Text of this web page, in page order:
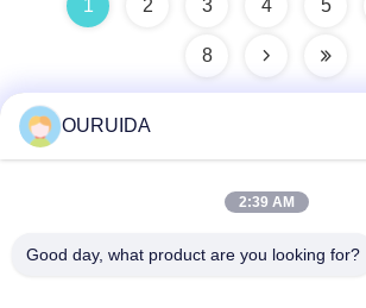
1 2 3 4 5
8
Alamat
OURUIDA
2:39 AM
Good day, what product are you looking for?